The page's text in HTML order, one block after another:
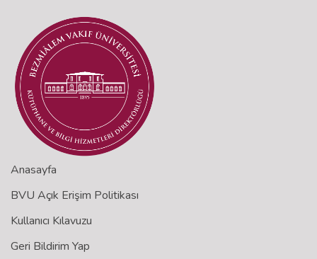
Anasayfa
BVU Açık Erişim Politikası
Kullanıcı Kılavuzu
Geri Bildirim Yap